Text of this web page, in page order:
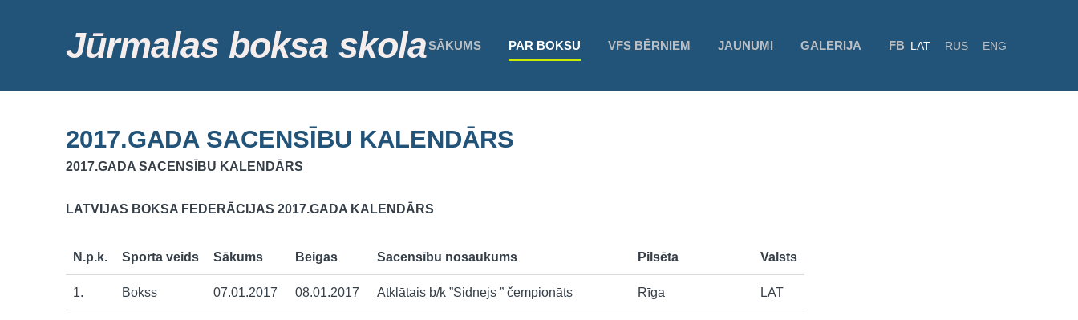
Jūrmalas boksa skolaSĀKUMS PAR BOKSU VFS BĒRNIEM JAUNUMI GALERIJA FB LAT RUS ENG
2017.GADA SACENSĪBU KALENDĀRS
2017.GADA SACENSĪBU KALENDĀRS
LATVIJAS BOKSA FEDERĀCIJAS 2017.GADA KALENDĀRS
N.p.k. Sporta veids Sākums Beigas Sacensību nosaukums Pilsēta Valsts
1. Bokss 07.01.2017 08.01.2017 Atklātais b/k ”Sidnejs ” čempionāts Rīga LAT